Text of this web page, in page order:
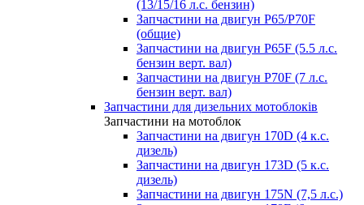
(13/15/16 л.с. бензин)
Запчастини на двигун P65/P70F
(общие)
Запчастини на двигун P65F (5.5 л.с.
бензин верт. вал)
Запчастини на двигун P70F (7 л.с.
бензин верт. вал)
Запчастини для дизельних мотоблоків
Запчастини на мотоблок
Запчастини на двигун 170D (4 к.с.
дизель)
Запчастини на двигун 173D (5 к.с.
дизель)
Запчастини на двигун 175N (7,5 л.с.)